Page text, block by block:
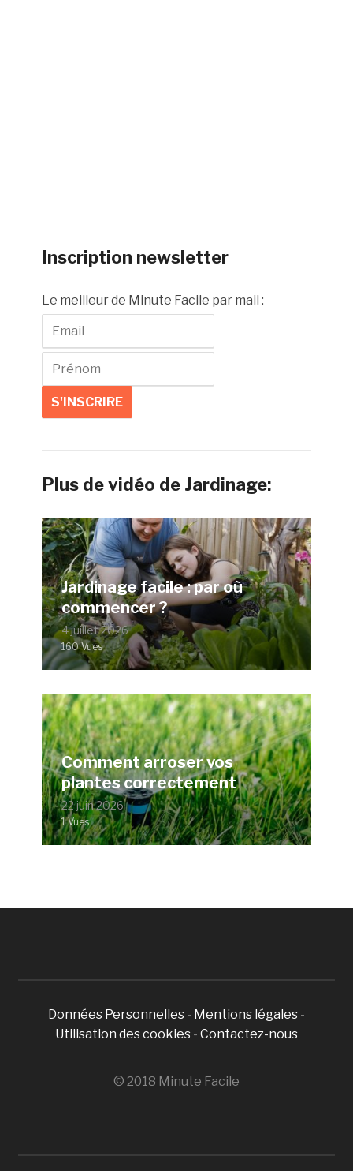
Inscription newsletter
Le meilleur de Minute Facile par mail :
Plus de vidéo de Jardinage:
Jardinage facile : par où
commencer ?
4 juillet 2026
160 Vues
Comment arroser vos
plantes correctement
22 juin 2026
1 Vues
Données Personnelles - Mentions légales -
Utilisation des cookies - Contactez-nous
© 2018 Minute Facile